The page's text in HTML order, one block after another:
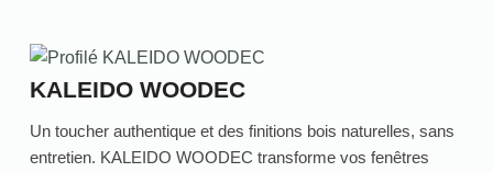
KALEIDO WOODEC
Un toucher authentique et des finitions bois naturelles, sans
entretien. KALEIDO WOODEC transforme vos fenêtres